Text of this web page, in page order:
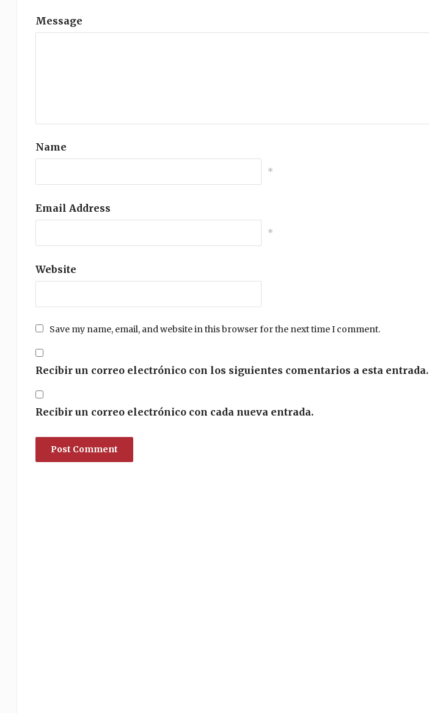
Message
Name
*
Email Address
*
Website
Save my name, email, and website in this browser for the next time I comment.
Recibir un correo electrónico con los siguientes comentarios a esta entrada.
Recibir un correo electrónico con cada nueva entrada.